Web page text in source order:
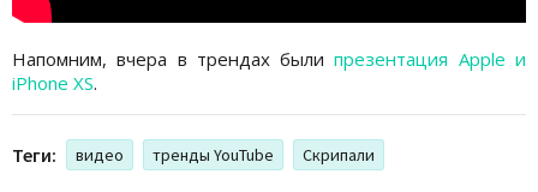
Напомним, вчера в трендах былипрезентация Apple и
iPhone XS.
Теги: видео тренды YouTube Скрипали